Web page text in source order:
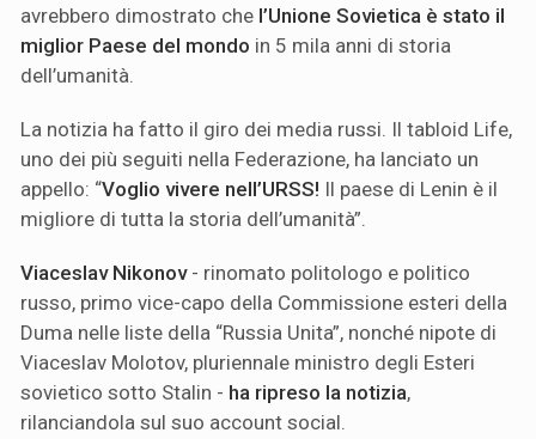
avrebbero dimostrato che l’Unione Sovietica è stato il
miglior Paese del mondo in 5 mila anni di storia
dell’umanità.
La notizia ha fatto il giro dei media russi. Il tabloid Life,
uno dei più seguiti nella Federazione, ha lanciato un
appello: “Voglio vivere nell’URSS! Il paese di Lenin è il
migliore di tutta la storia dell’umanità”.
Viaceslav Nikonov- rinomato politologo e politico
russo, primo vice-capo della Commissione esteri della
Duma nelle liste della “Russia Unita”, nonché nipote di
Viaceslav Molotov, pluriennale ministro degli Esteri
sovietico sotto Stalin - ha ripreso la notizia,
rilanciandola sul suo account social.